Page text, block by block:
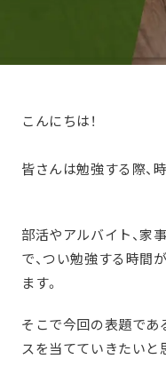
こんにちは！
皆さんは勉強する際、
部活やアルバイト、家
で、つい勉強する時間
ます。
そこで今回の表題であ
スを当てていきたいと